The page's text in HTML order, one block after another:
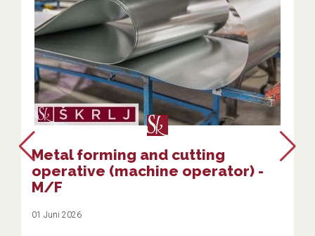
Metal forming and cutting
operative (machine operator) -
M/F
01 Juni 2026